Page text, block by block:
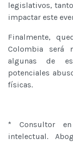
legislativos,
impactar este
Finalmente,
Colombia será
algunas de
potenciales
físicas.
* Consultor
intelectual.